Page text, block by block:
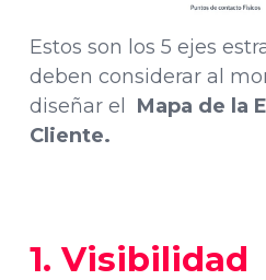
Estos son los 5 ejes
deben considerar al
diseñar el Mapa de la
Cliente.
1. Visibilidad